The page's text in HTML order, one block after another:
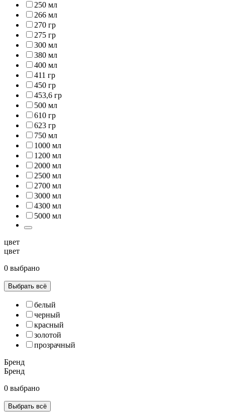
250 мл
266 мл
270 гр
275 гр
300 мл
380 мл
400 мл
411 гр
450 гр
453,6 гр
500 мл
610 гр
623 гр
750 мл
1000 мл
1200 мл
2000 мл
2500 мл
2700 мл
3000 мл
4300 мл
5000 мл
цвет
цвет
0 выбрано
Выбрать всё
белый
черный
красный
золотой
прозрачный
Бренд
Бренд
0 выбрано
Выбрать всё